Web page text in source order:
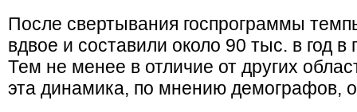
После свертывания госпрограммы
вдвое и составили около 90 тыс. в год в
Тем не менее в отличие от других
эта динамика, по мнению демографов,